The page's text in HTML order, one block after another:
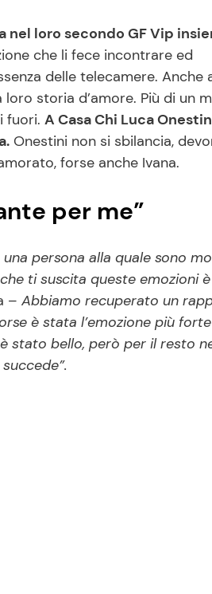
nel loro secondo GF Vip
che li fece incontrare ed
delle telecamere. Anche
storia d’amore. Più di un
fuori. A Casa Chi Luca
Onestini non si sbilancia,
forse anche Ivana.
per me”
persona alla quale sono
ti suscita queste emozioni
– Abbiamo recuperato un
è stata l’emozione più
stato bello, però per il resto